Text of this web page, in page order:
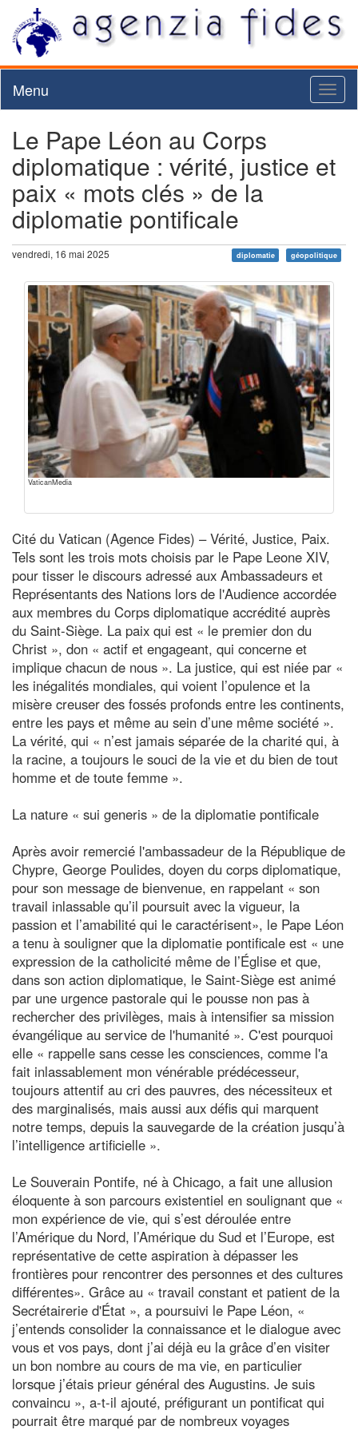
Menu
Le Pape Léon au Corps
diplomatique : vérité, justice et
paix « mots clés » de la
diplomatie pontificale
vendredi, 16 mai 2025 diplomatie géopolitique
VaticanMedia
Cité du Vatican (Agence Fides) – Vérité, Justice, Paix.
Tels sont les trois mots choisis par le Pape Leone XIV,
pour tisser le discours adressé aux Ambassadeurs et
Représentants des Nations lors de l'Audience accordée
aux membres du Corps diplomatique accrédité auprès
du Saint-Siège. La paix qui est « le premier don du
Christ », don « actif et engageant, qui concerne et
implique chacun de nous ». La justice, qui est niée par «
les inégalités mondiales, qui voient l’opulence et la
misère creuser des fossés profonds entre les continents,
entre les pays et même au sein d’une même société ».
La vérité, qui « n’est jamais séparée de la charité qui, à
la racine, a toujours le souci de la vie et du bien de tout
homme et de toute femme ».
La nature « sui generis » de la diplomatie pontificale
Après avoir remercié l'ambassadeur de la République de
Chypre, George Poulides, doyen du corps diplomatique,
pour son message de bienvenue, en rappelant « son
travail inlassable qu’il poursuit avec la vigueur, la
passion et l’amabilité qui le caractérisent», le Pape Léon
a tenu à souligner que la diplomatie pontificale est « une
expression de la catholicité même de l’Église et que,
dans son action diplomatique, le Saint-Siège est animé
par une urgence pastorale qui le pousse non pas à
rechercher des privilèges, mais à intensifier sa mission
évangélique au service de l'humanité ». C'est pourquoi
elle « rappelle sans cesse les consciences, comme l'a
fait inlassablement mon vénérable prédécesseur,
toujours attentif au cri des pauvres, des nécessiteux et
des marginalisés, mais aussi aux défis qui marquent
notre temps, depuis la sauvegarde de la création jusqu’à
l’intelligence artificielle ».
Le Souverain Pontife, né à Chicago, a fait une allusion
éloquente à son parcours existentiel en soulignant que «
mon expérience de vie, qui s’est déroulée entre
l’Amérique du Nord, l’Amérique du Sud et l’Europe, est
représentative de cette aspiration à dépasser les
frontières pour rencontrer des personnes et des cultures
différentes». Grâce au « travail constant et patient de la
Secrétairerie d'État », a poursuivi le Pape Léon, «
j’entends consolider la connaissance et le dialogue avec
vous et vos pays, dont j’ai déjà eu la grâce d’en visiter
un bon nombre au cours de ma vie, en particulier
lorsque j’étais prieur général des Augustins. Je suis
convaincu », a-t-il ajouté, préfigurant un pontificat qui
pourrait être marqué par de nombreux voyages